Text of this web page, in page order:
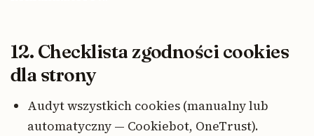
12. Checklista zgodności cookies
dla strony
Audyt wszystkich cookies (manualny lub
automatyczny — Cookiebot, OneTrust).